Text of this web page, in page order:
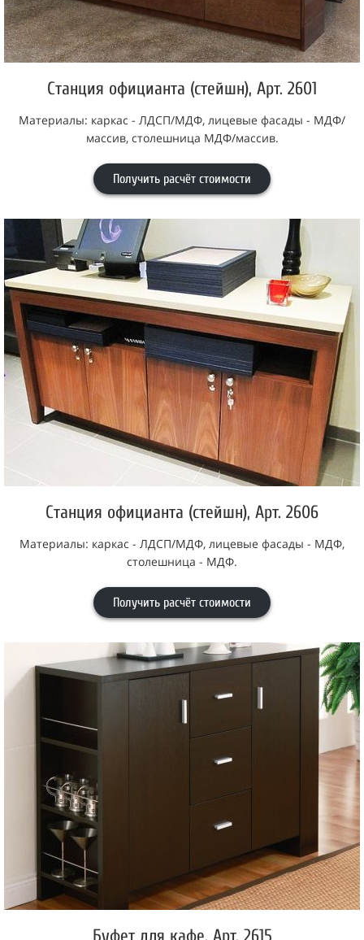
Станция официанта (стейшн), Арт. 2601
Материалы: каркас - ЛДСП/МДФ, лицевые фасады - МДФ/
массив, столешница МДФ/массив.
Получить расчёт стоимости
Станция официанта (стейшн), Арт. 2606
Материалы: каркас - ЛДСП/МДФ, лицевые фасады - МДФ,
столешница - МДФ.
Получить расчёт стоимости